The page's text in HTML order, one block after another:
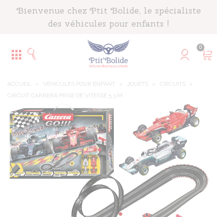
Bienvenue chez Ptit Bolide, le spécialiste
des véhicules pour enfants !
0
ACCUEIL > VÉHICULES POUR ENFANT > JOUETS > CIRCUITS
>
CIRCUIT CARRERA PRISE DE VITESSE 5,3 M